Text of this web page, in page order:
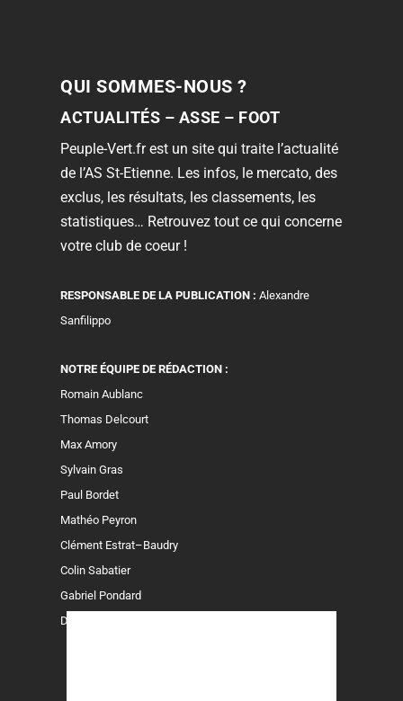
QUI SOMMES-NOUS ?
ACTUALITÉS – ASSE – FOOT
Peuple-Vert.fr est un site qui traite l’actualité
de l’AS St-Etienne. Les infos, le mercato, des
exclus, les résultats, les classements, les
statistiques… Retrouvez tout ce qui concerne
votre club de coeur !
RESPONSABLE DE LA PUBLICATION : Alexandre
Sanfilippo
NOTRE ÉQUIPE DE RÉDACTION :
Romain Aublanc
Thomas Delcourt
Max Amory
Sylvain Gras
Paul Bordet
Mathéo Peyron
Clément Estrat–Baudry
Colin Sabatier
Gabriel Pondard
Dylan Blaise